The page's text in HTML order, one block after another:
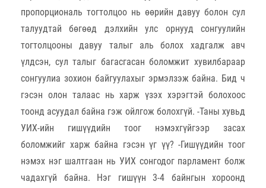
пропорциональ тогтолцоо нь өөрийн давуу болон сул
талуудтай бөгөөд дэлхийн улс орнууд сонгуулийн
тогтолцооны давуу талыг аль болох хадгалж авч
үлдсэн, сул талыг багасгасан боломжит хувилбараар
сонгуулиа зохион байгуулахыг эрмэлзэж байна. Бид ч
гэсэн олон талаас нь харж үзэх хэрэгтэй болохоос
тоонд асуудал байна гэж ойлгож болохгүй. -Таны хувьд
УИХ-ийн гишүүдийн тоог нэмэхгүйгээр засах
боломжийг харж байна гэсэн үг үү? -Гишүүдийн тоог
нэмэх нэг шалтгаан нь УИХ сонгодог парламент болж
чадахгүй байна. Нэг гишүүн 3-4 байнгын хороонд